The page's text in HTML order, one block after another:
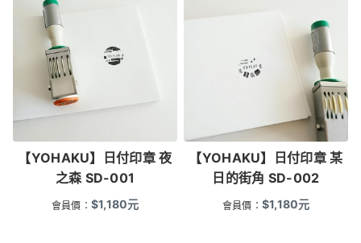
【YOHAKU】日付印章 夜
之森 SD-001
會員價： $1,180元
【YOHAKU】日付印章 某
日的街角 SD-002
會員價： $1,180元